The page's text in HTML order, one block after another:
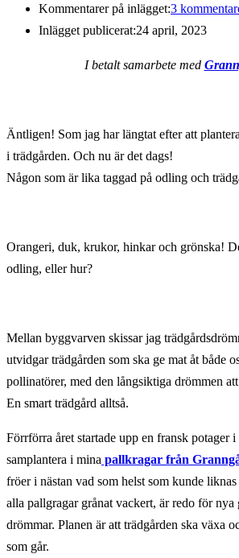
Kommentarer på inlägget:3
Inlägget publicerat:24 april, 2023
I betalt samarbete med
Äntligen! Som jag har längtat efter att
i trädgården. Och nu är det dags!
Någon som är lika taggad på odling och
Orangeri, duk, krukor, hinkar och grönska!
odling, eller hur?
Mellan byggvarven skissar jag
utvidgar trädgården som ska ge mat åt både
pollinatörer, med den långsiktiga drömmen
En smart trädgård alltså.
Förrförra året startade upp en fransk potager
samplantera i mina pallkragar från
fröer i nästan vad som helst som kunde
alla pallgragar grånat vackert, är redo för nya
drömmar. Planen är att trädgården ska växa
som går.